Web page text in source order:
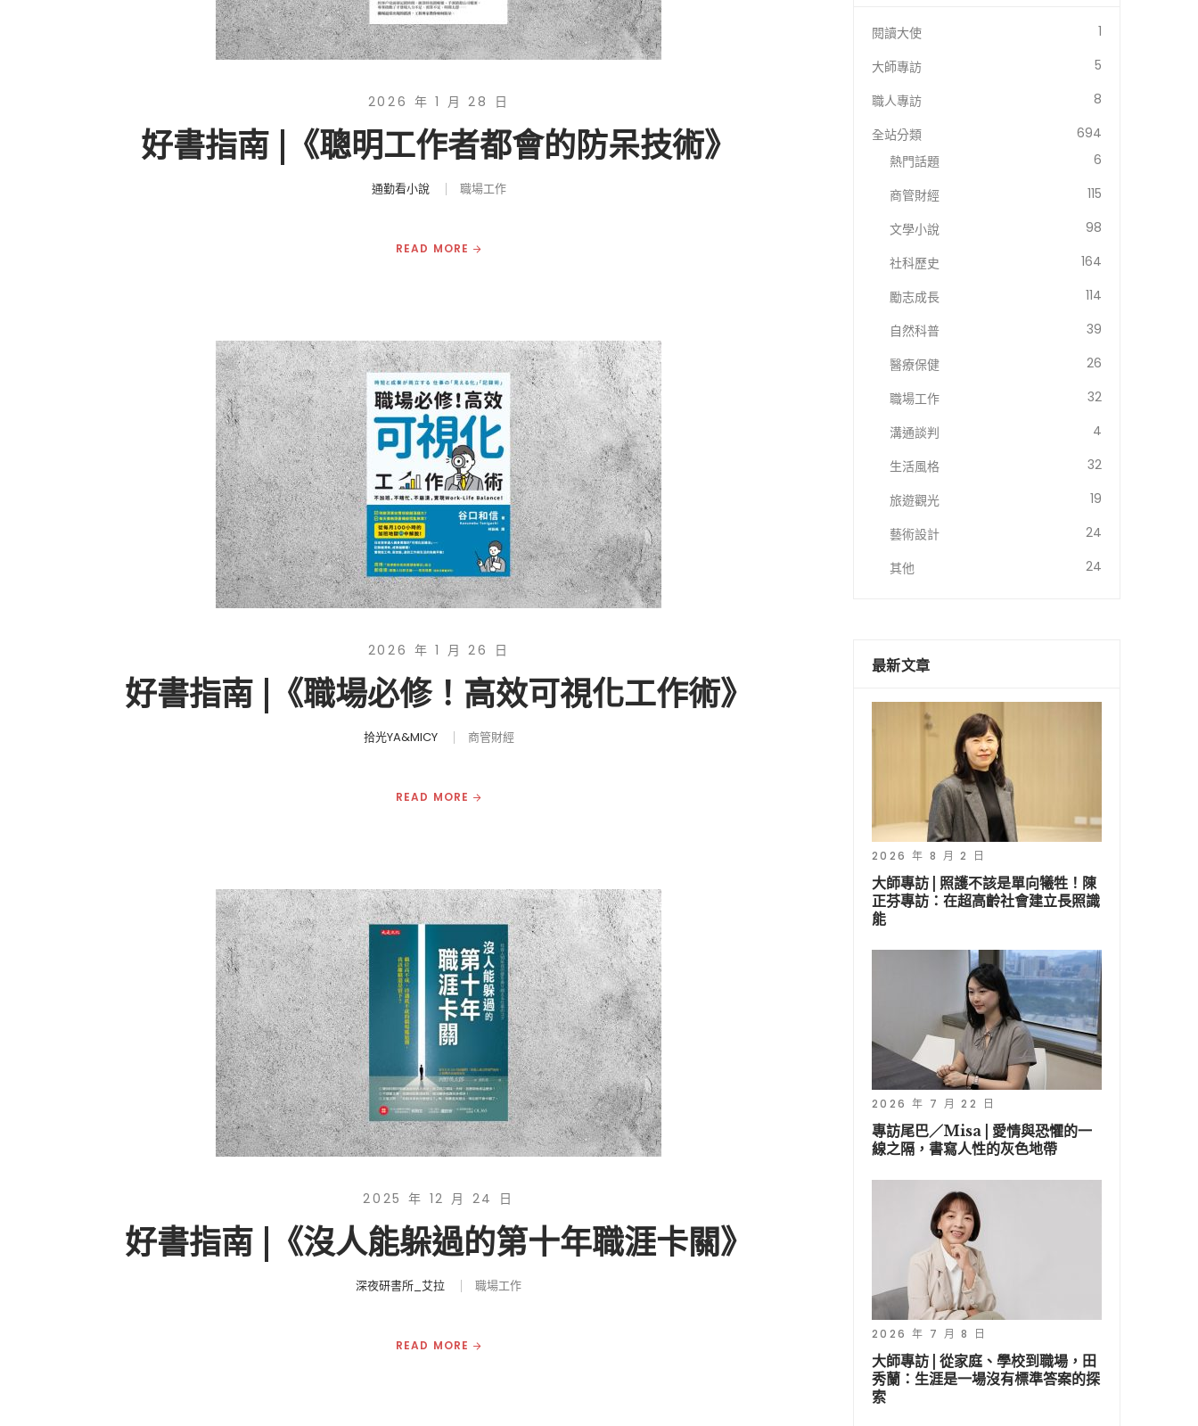
2026 年 1 月 28 日
好書指南 |《聰明工作者都會的防呆技術》
通勤看小說 職場工作
READ MORE
2026 年 1 月 26 日
好書指南 |《職場必修！高效可視化工作術》
拾光YA&MICY 商管財經
READ MORE
2025 年 12 月 24 日
好書指南 |《沒人能躲過的第十年職涯卡關》
深夜研書所_艾拉 職場工作
READ MORE
閱讀大使
1
大師專訪
5
職人專訪
8
全站分類
694
熱門話題
6
商管財經
115
文學小說
98
社科歷史
164
勵志成長
114
自然科普
39
醫療保健
26
職場工作
32
溝通談判
4
生活風格
32
旅遊觀光
19
藝術設計
24
其他
24
最新文章
2026 年 8 月 2 日
大師專訪 | 照護不該是單向犧牲！陳
正芬專訪：在超高齡社會建立長照識
能
2026 年 7 月 22 日
專訪尾巴／Misa | 愛情與恐懼的一
線之隔，書寫人性的灰色地帶
2026 年 7 月 8 日
大師專訪 | 從家庭、學校到職場，田
秀蘭：生涯是一場沒有標準答案的探
索